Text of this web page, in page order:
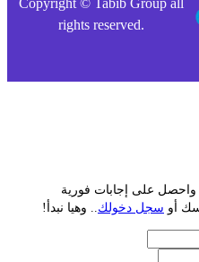
Copyright © Tabib Group
rights reserved.
على إجابات فورية
سجل دخولك.. وهيا نبدأ!